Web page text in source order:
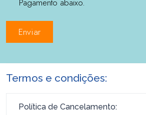
Enviar
Termos e condições:
Política de Cancelamento: